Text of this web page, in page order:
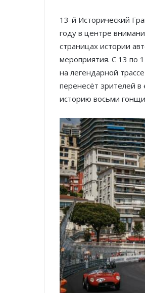
13-й Исторический
году в центре
страницах истории
мероприятия. С 13 по
на легендарной
перенесёт зрителей в
историю восьми